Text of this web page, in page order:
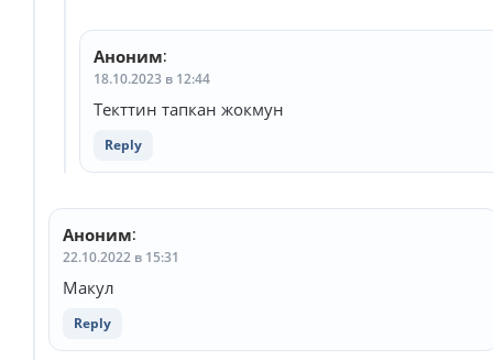
Аноним:
18.10.2023 в 12:44
Текттин тапкан жокмун
Reply
Аноним:
22.10.2022 в 15:31
Макул
Reply